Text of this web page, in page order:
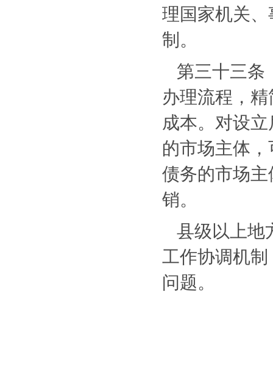
理国家机关
制。
第三十三
办理流程，
成本。对设
的市场主体
债务的市场
销。
县级以上地
工作协调机
问题。